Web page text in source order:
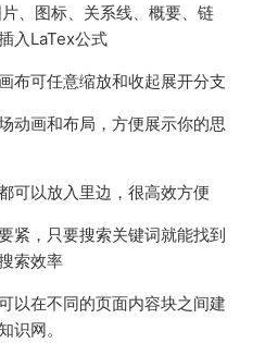
、图标、关系线、概要、链
入LaTex公式
布可任意缩放和收起展开分支
动画和布局，方便展示你的思
可以放入里边，很高效方便
紧，只要搜索关键词就能找到
索效率
以在不同的页面内容块之间建
识网。